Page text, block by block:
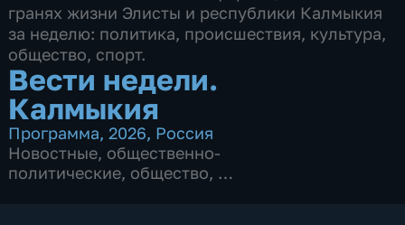
гранях жизни Элисты и республики Калмыкия
за неделю: политика, происшествия, культура,
общество, спорт.
Вести недели.
Калмыкия
Программа,2026, Россия
Новостные, общественно-
политические, общество,